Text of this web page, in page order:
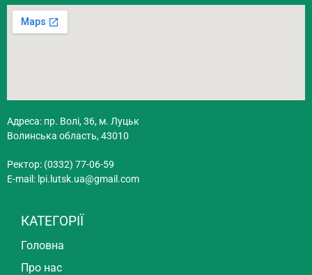
Адреса: пр. Волі, 36, м. Луцьк
Волинська область, 43010
Ректор: (0332) 77-06-59
E-mail: lpi.lutsk.ua@gmail.com
КАТЕГОРІЇ
Головна
Про нас